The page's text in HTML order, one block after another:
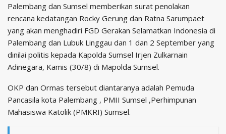
Palembang dan Sumsel memberikan surat penolakan
rencana kedatangan Rocky Gerung dan Ratna Sarumpaet
yang akan menghadiri FGD Gerakan Selamatkan Indonesia di
Palembang dan Lubuk Linggau dan 1 dan 2 September yang
dinilai politis kepada Kapolda Sumsel Irjen Zulkarnain
Adinegara, Kamis (30/8) di Mapolda Sumsel.
OKP dan Ormas tersebut diantaranya adalah Pemuda
Pancasila kota Palembang , PMII Sumsel ,Perhimpunan
Mahasiswa Katolik (PMKRI) Sumsel.